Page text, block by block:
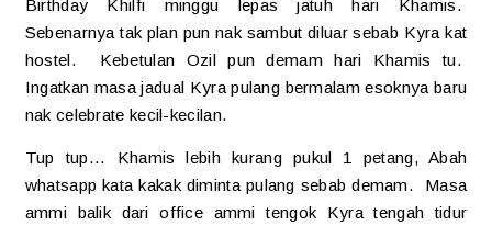
Birthday Khilfi minggu lepas jatuh hari Khamis.
Sebenarnya tak plan pun nak sambut diluar sebab Kyra kat
hostel. Kebetulan Ozil pun demam hari Khamis tu.
Ingatkan masa jadual Kyra pulang bermalam esoknya baru
nak celebrate kecil-kecilan.
Tup tup... Khamis lebih kurang pukul 1 petang, Abah
whatsapp kata kakak diminta pulang sebab demam. Masa
ammi balik dari office ammi tengok Kyra tengah tidur